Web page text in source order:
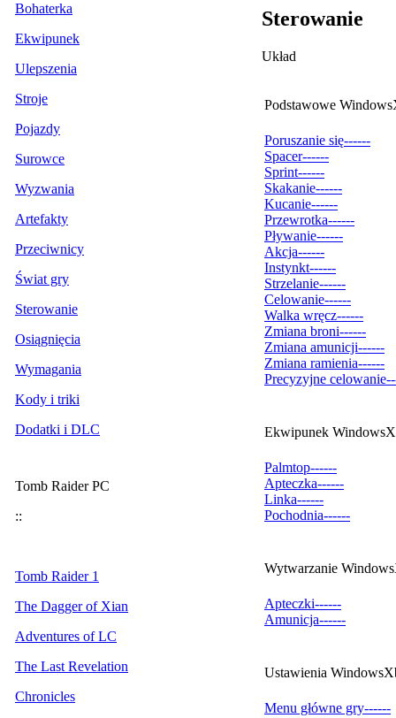
Bohaterka
Ekwipunek
Ulepszenia
Stroje
Pojazdy
Surowce
Wyzwania
Artefakty
Przeciwnicy
Świat gry
Sterowanie
Osiągnięcia
Wymagania
Kody i triki
Dodatki i DLC
Tomb Raider PC
::
Tomb Raider 1
The Dagger of Xian
Adventures of LC
The Last Revelation
Chronicles
Sterowanie
Układ
Podstawowe Windows
Poruszanie się------
Spacer------
Sprint------
Skakanie------
Kucanie------
Przewrotka------
Pływanie------
Akcja------
Instynkt------
Strzelanie------
Celowanie------
Walka wręcz------
Zmiana broni------
Zmiana amunicji------
Zmiana ramienia------
Precyzyjne celowanie--
Ekwipunek Windows
Palmtop------
Apteczka------
Linka------
Pochodnia------
Wytwarzanie Windows
Apteczki------
Amunicja------
Ustawienia Windows
Menu główne gry------